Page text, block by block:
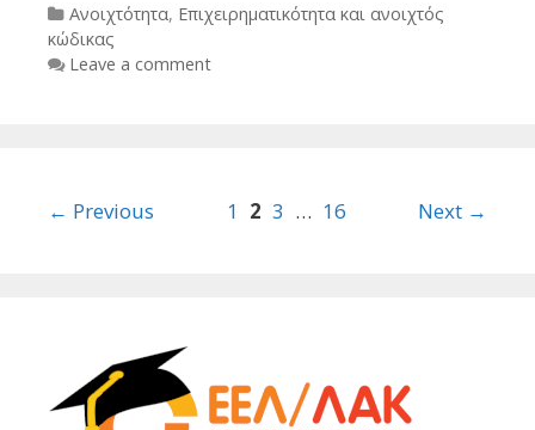
Categories
Ανοιχτότητα, Επιχειρηματικότητα και ανοιχτός
κώδικας
Leave a comment
Post
← Previous 1 2 3 … 16 Next →